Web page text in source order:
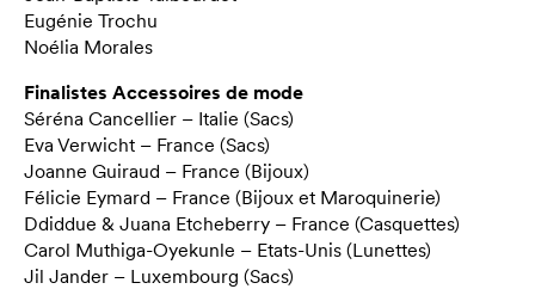
Eugénie Trochu
Noélia Morales
Finalistes Accessoires de mode
Séréna Cancellier – Italie (Sacs)
Eva Verwicht – France (Sacs)
Joanne Guiraud – France (Bijoux)
Félicie Eymard – France (Bijoux et Maroquinerie)
Ddiddue & Juana Etcheberry – France (Casquettes)
Carol Muthiga-Oyekunle – Etats-Unis (Lunettes)
Jil Jander – Luxembourg (Sacs)